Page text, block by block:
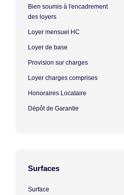
Bien soumis à l'encadrement
des loyers
Loyer mensuel HC
Loyer de base
Provision sur charges
Loyer charges comprises
Honoraires Locataire
Dépôt de Garantie
Surfaces
Surface